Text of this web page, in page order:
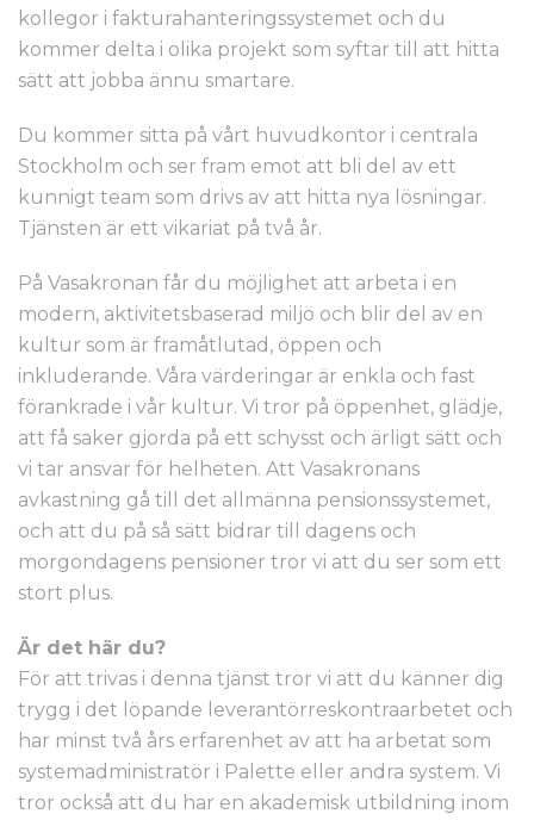
kollegor i fakturahanteringssystemet och du
kommer delta i olika projekt som syftar till att hitta
sätt att jobba ännu smartare.
Du kommer sitta på vårt huvudkontor i centrala
Stockholm och ser fram emot att bli del av ett
kunnigt team som drivs av att hitta nya lösningar.
Tjänsten är ett vikariat på två år.
På Vasakronan får du möjlighet att arbeta i en
modern, aktivitetsbaserad miljö och blir del av en
kultur som är framåtlutad, öppen och
inkluderande. Våra värderingar är enkla och fast
förankrade i vår kultur. Vi tror på öppenhet, glädje,
att få saker gjorda på ett schysst och ärligt sätt och
vi tar ansvar för helheten. Att Vasakronans
avkastning gå till det allmänna pensionssystemet,
och att du på så sätt bidrar till dagens och
morgondagens pensioner tror vi att du ser som ett
stort plus.
Är det här du?
För att trivas i denna tjänst tror vi att du känner dig
trygg i det löpande leverantörreskontraarbetet och
har minst två års erfarenhet av att ha arbetat som
systemadministratör i Palette eller andra system. Vi
tror också att du har en akademisk utbildning inom